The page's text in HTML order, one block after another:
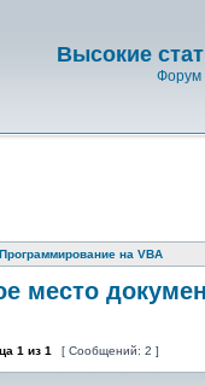
Высокие
Форум
Программирование на VBA
место
1 из 1 [ Сообщений: 2 ]